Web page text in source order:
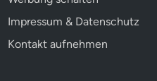
Impressum & Datenschutz
Kontakt aufnehmen